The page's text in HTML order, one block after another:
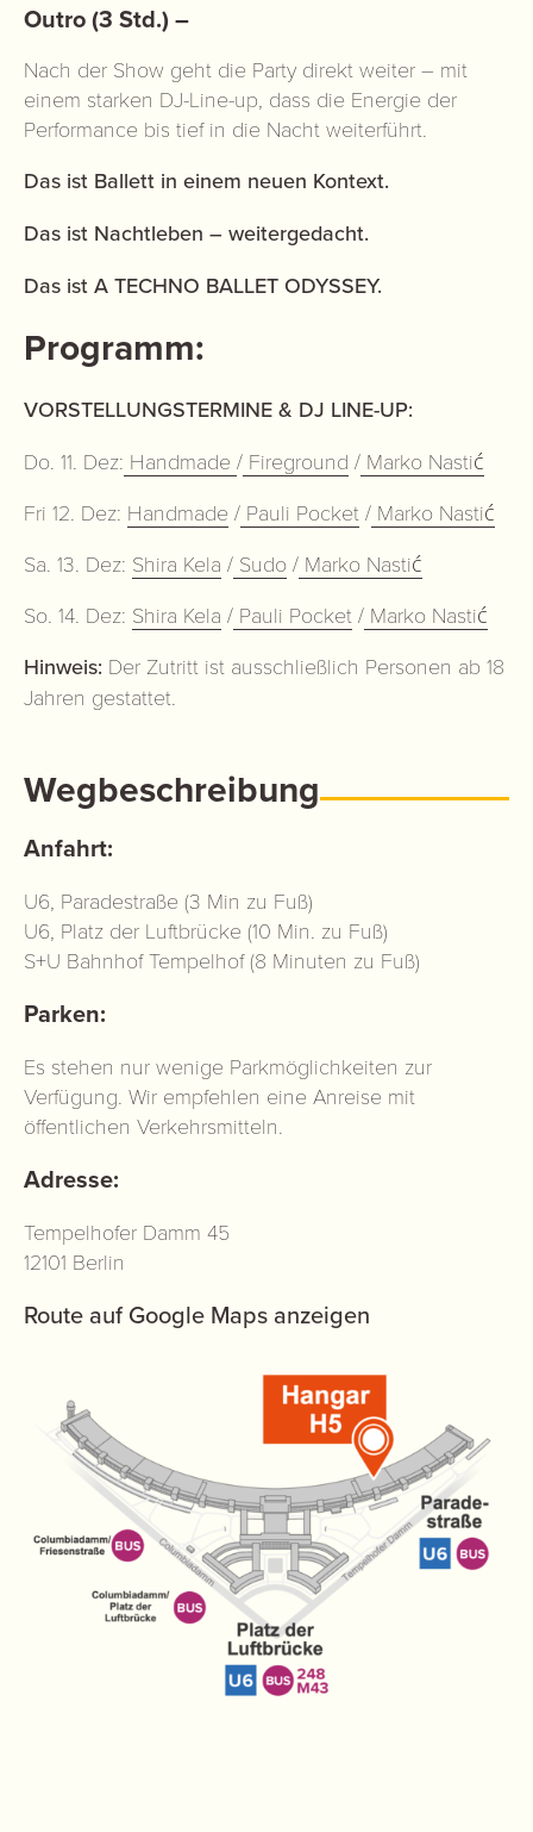
Outro (3 Std.) –
Nach der Show geht die Party direkt weiter – mit
einem starken DJ-Line-up, dass die Energie der
Performance bis tief in die Nacht weiterführt.
Das ist Ballett in einem neuen Kontext.
Das ist Nachtleben – weitergedacht.
Das ist A TECHNO BALLET ODYSSEY.
Programm:
VORSTELLUNGSTERMINE & DJ LINE-UP:
Do. 11. Dez: Handmade / Fireground / Marko Nastić
Fri 12. Dez: Handmade / Pauli Pocket / Marko Nastić
Sa. 13. Dez: Shira Kela / Sudo / Marko Nastić
So. 14. Dez: Shira Kela / Pauli Pocket / Marko Nastić
Hinweis: Der Zutritt ist ausschließlich Personen ab 18
Jahren gestattet.
Wegbeschreibung
Anfahrt:
U6, Paradestraße (3 Min zu Fuß)
U6, Platz der Luftbrücke (10 Min. zu Fuß)
S+U Bahnhof Tempelhof (8 Minuten zu Fuß)
Parken:
Es stehen nur wenige Parkmöglichkeiten zur
Verfügung. Wir empfehlen eine Anreise mit
öffentlichen Verkehrsmitteln.
Adresse:
Tempelhofer Damm 45
12101 Berlin
Route auf Google Maps anzeigen